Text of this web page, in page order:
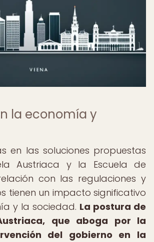
la economía y
en las soluciones propuestas
Austriaca y la Escuela de
con las regulaciones y
tienen un impacto significativo
y la sociedad. La postura de
que aboga por la
del gobierno en la